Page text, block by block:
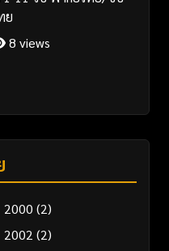
ย
8 views
2000 (2)
2002 (2)